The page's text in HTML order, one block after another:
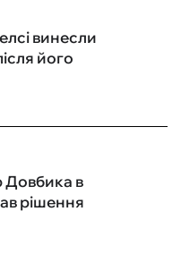
винесли
його
Довбика в
рішення